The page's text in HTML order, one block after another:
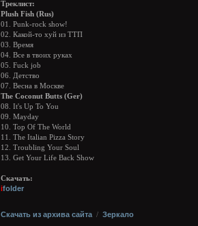
Треклист:
Plush Fish (Rus)
01. Punk-rock show!
02. Какой-то хуй из ТТП
03. Время
04. Все в твоих руках
05. Fuck job
06. Детство
07. Весна в Москве
The Coconut Butts (Ger)
08. It's Up To You
09. Mayday
10. Top Of The World
11. The Italian Pizza Story
12. Troubling Your Soul
13. Get Your Life Back Show
Скачать:
ifolder
Скачать из архива сайта / Зеркало